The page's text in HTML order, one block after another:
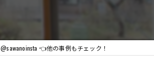
@sawanoinsta 👈他の事例もチェック！